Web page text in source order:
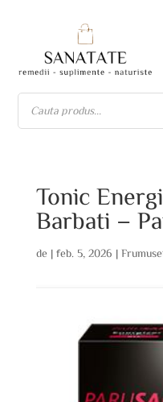
Tonic
Barbati –
de | feb. 5, 2026 |